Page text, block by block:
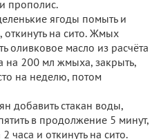
прополис.
ягоды помыть и
откинуть на сито. Жмых
оливковое масло из расчёта
на 200 мл жмыха, закрыть,
на неделю, потом
добавить стакан воды,
в продолжение 5 минут,
2 часа и откинуть на сито.